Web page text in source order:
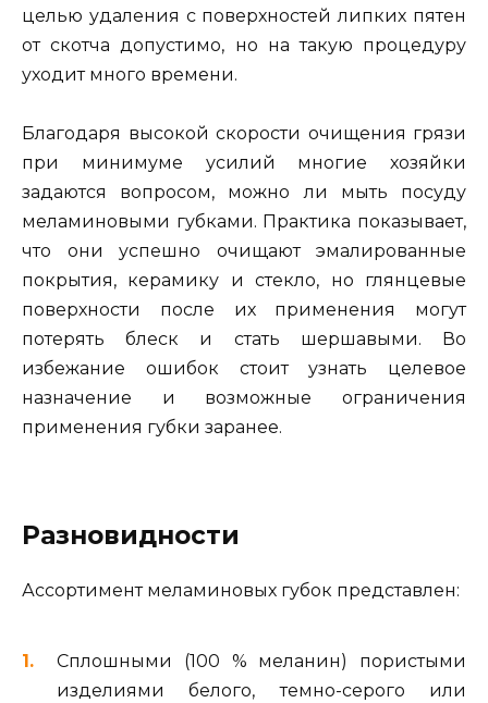
целью удаления с поверхностей липких пятен
от скотча допустимо, но на такую процедуру
уходит много времени.
Благодаря высокой скорости очищения грязи
при минимуме усилий многие хозяйки
задаются вопросом, можно ли мыть посуду
меламиновыми губками. Практика показывает,
что они успешно очищают эмалированные
покрытия, керамику и стекло, но глянцевые
поверхности после их применения могут
потерять блеск и стать шершавыми. Во
избежание ошибок стоит узнать целевое
назначение и возможные ограничения
применения губки заранее.
Разновидности
Ассортимент меламиновых губок представлен:
Сплошными (100 % меланин) пористыми
изделиями белого, темно-серого или